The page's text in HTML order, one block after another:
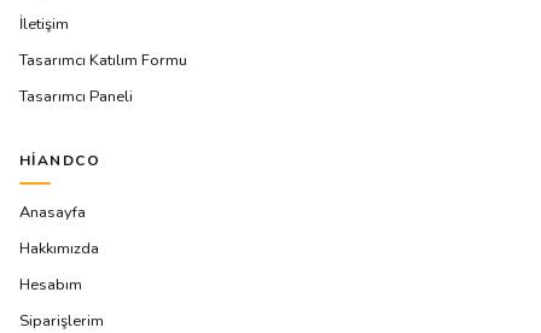
İletişim
Tasarımcı Katılım Formu
Tasarımcı Paneli
HIANDCO
Anasayfa
Hakkımızda
Hesabım
Siparişlerim